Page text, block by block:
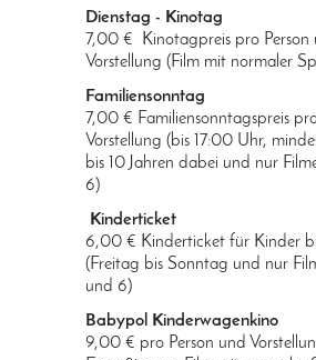
Dienstag - Kinotag
7,00 € Kinotagpreis pro Person
Vorstellung (Film mit normaler
Familiensonntag
7,00 € Familiensonntagspreis
Vorstellung (bis 17:00 Uhr,
bis 10 Jahren dabei und nur
6)
Kinderticket
6,00 € Kinderticket für Kinder
(Freitag bis Sonntag und nur
und 6)
Babypol Kinderwagenkino
9,00 € pro Person und